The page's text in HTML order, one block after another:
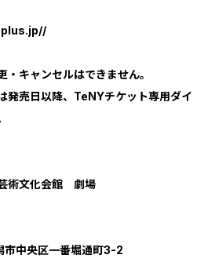
キャンセルはできません。
発売日以降、TeNYチケット専用ダイ
術文化会館 劇場
中央区一番堀通町3-2